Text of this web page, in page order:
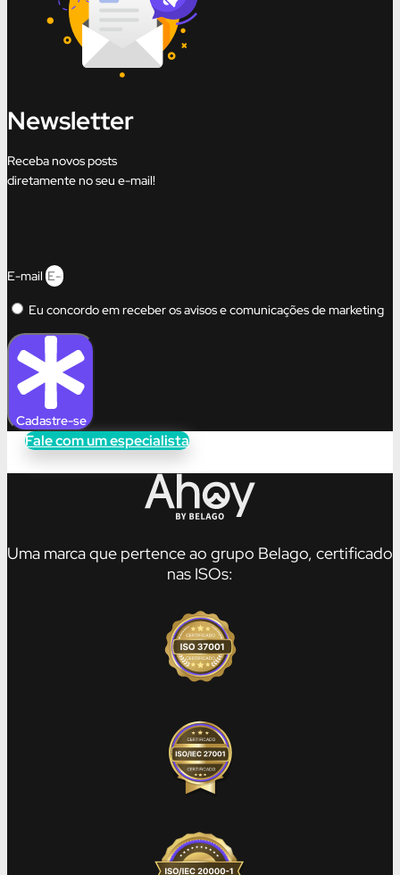
Newsletter
Receba novos posts
diretamente no seu e-mail!
E-mail
Eu concordo em receber os avisos e comunicações de marketing
Cadastre-se
Fale com um especialista
Uma marca que pertence ao grupo Belago, certificado
nas ISOs: